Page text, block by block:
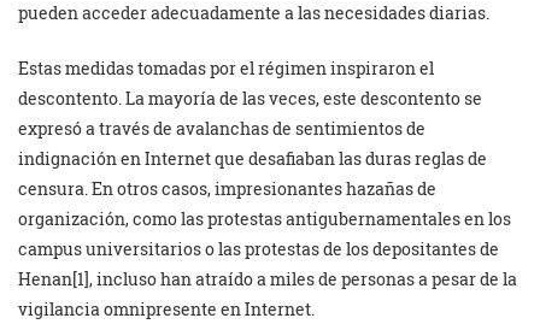
pueden acceder adecuadamente a las necesidades diarias.
Estas medidas tomadas por el régimen inspiraron el
descontento. La mayoría de las veces, este descontento se
expresó a través de avalanchas de sentimientos de
indignación en Internet que desafiaban las duras reglas de
censura. En otros casos, impresionantes hazañas de
organización, como las protestas antigubernamentales en los
campus universitarios o las protestas de los depositantes de
Henan[1], incluso han atraído a miles de personas a pesar de la
vigilancia omnipresente en Internet.